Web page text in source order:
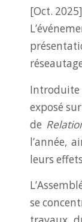
[Oct.
Introduite
exposé
de
l’année,
leurs
se